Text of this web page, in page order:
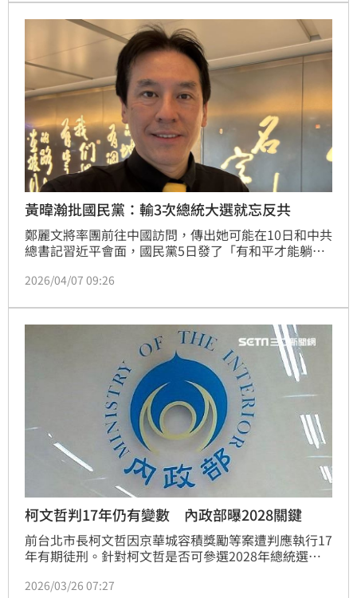
蛋。
黃暐瀚批國民黨：輸3次總統大選就忘反共
鄭麗文將率團前往中國訪問，傳出她可能在10日和中共
總書記習近平會面，國民黨5日發了「有和平才能躺
議長裴洛西2022年訪台，時任國民黨主席朱立倫曾提
民國、對台灣支持的朋友來訪問。對此，資深媒體人黃
暐瀚直言，回顧國民黨2022年裴洛西事件前後的公開
發言，「為什麼輸了3次總統大選之後，就退到忘記反
2026/04/07 09:26
柯文哲判17年仍有變數 內政部曝2028關鍵
前台北市長柯文哲因京華城容積獎勵等案遭判應執行17
年有期徒刑。針對柯文哲是否可參選2028年總統選
有期徒刑判決尚未確定者，不得登記為總統副總統候選
2026/03/26 07:27